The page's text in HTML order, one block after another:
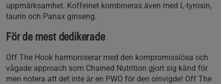
uppmärksamhet. Koffeinet kombineras även med L-tyrosin,
taurin och Panax ginseng.
För de mest dedikerade
Off The Hook harmoniserar med den kompromisslösa och
vågade approach som Chained Nutrition gjort sig känd för
men notera att det inte är en PWO för den oinvigde! Off The